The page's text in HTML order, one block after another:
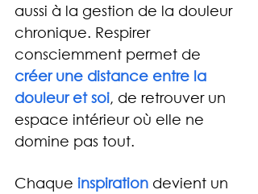
aussi à la gestion de la douleur
chronique. Respirer
consciemment permet de
créer une distance entre la
douleur et soi, de retrouver un
espace intérieur où elle ne
domine pas tout.
Chaque inspiration devient un